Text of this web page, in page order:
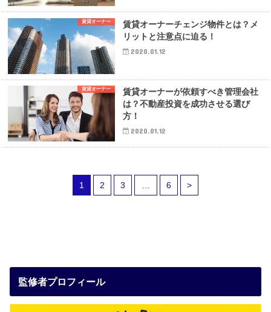
賃貸オーナー
賃貸オーナーチェンジ物件とは？メ
リットと注意点に迫る！
2020.01.12
賃貸オーナー
賃貸オーナーが依頼すべき管理会社
は？不動産投資を成功させる選び
方！
2020.01.12
1 2 3 … 6 >
監修者プロフィール